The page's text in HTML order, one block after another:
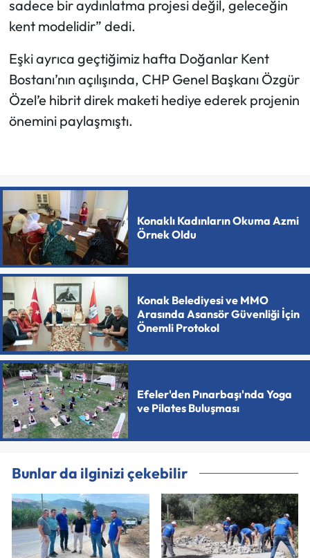
sadece bir aydınlatma projesi değil, geleceğin
kent modelidir” dedi.
Eşki ayrıca geçtiğimiz hafta Doğanlar Kent
Bostanı’nın açılışında, CHP Genel Başkanı Özgür
Özel’e hibrit direk maketi hediye ederek projenin
önemini paylaşmıştı.
Konaklı Kadınların Okuma Azmi
Örnek Oldu
Konak Belediyesi ve MMO
Arasında Asansör Güvenliği İçin
Önemli Protokol
Efeler'den Pınarbaşı'nda Yoga
ve Pilates Buluşması
Bunlar da ilginizi çekebilir